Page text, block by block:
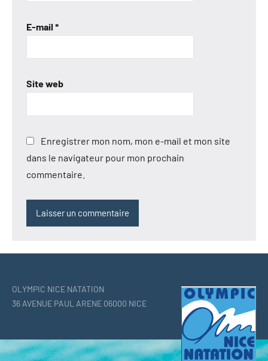
E-mail *
Site web
Enregistrer mon nom, mon e-mail et mon site
dans le navigateur pour mon prochain
commentaire.
OLYMPIC NICE NATATION
36 AVENUE PAUL ARENE 06000 NICE